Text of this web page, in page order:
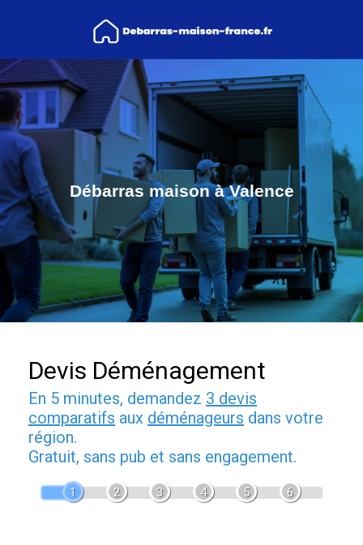
Débarras maison à Valence
Devis Déménagement
En 5 minutes, demandez 3 devis
comparatifs aux déménageurs dans votre
région.
Gratuit, sans pub et sans engagement.
1 2 3 4 5 6